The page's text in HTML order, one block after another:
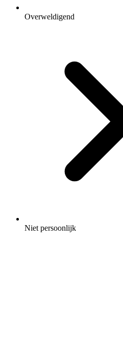
Overweldigend
Niet persoonlijk